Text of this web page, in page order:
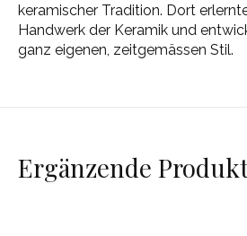
keramischer Tradition. Dort
Handwerk der Keramik und
ganz eigenen, zeitgemässen Stil.
Ergänzende